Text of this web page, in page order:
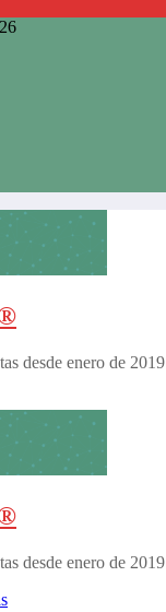
desde enero de 2019
desde enero de 2019